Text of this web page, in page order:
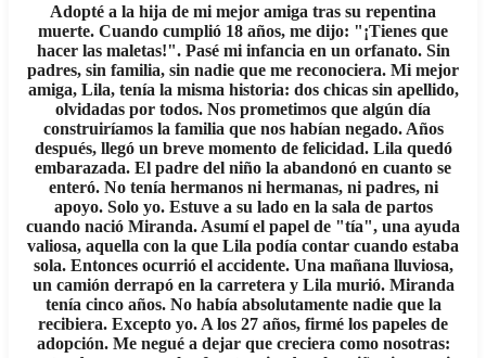
Adopté a la hija de mi mejor amiga tras su repentina
muerte. Cuando cumplió 18 años, me dijo: "¡Tienes que
hacer las maletas!". Pasé mi infancia en un orfanato. Sin
padres, sin familia, sin nadie que me reconociera. Mi mejor
amiga, Lila, tenía la misma historia: dos chicas sin apellido,
olvidadas por todos. Nos prometimos que algún día
construiríamos la familia que nos habían negado. Años
después, llegó un breve momento de felicidad. Lila quedó
embarazada. El padre del niño la abandonó en cuanto se
enteró. No tenía hermanos ni hermanas, ni padres, ni
apoyo. Solo yo. Estuve a su lado en la sala de partos
cuando nació Miranda. Asumí el papel de "tía", una ayuda
valiosa, aquella con la que Lila podía contar cuando estaba
sola. Entonces ocurrió el accidente. Una mañana lluviosa,
un camión derrapó en la carretera y Lila murió. Miranda
tenía cinco años. No había absolutamente nadie que la
recibiera. Excepto yo. A los 27 años, firmé los papeles de
adopción. Me negué a dejar que creciera como nosotras: